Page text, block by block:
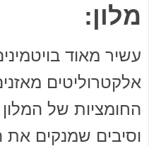
מלון:
עשיר מאוד
אלקטרוליטים
וסיבים שמנקים את